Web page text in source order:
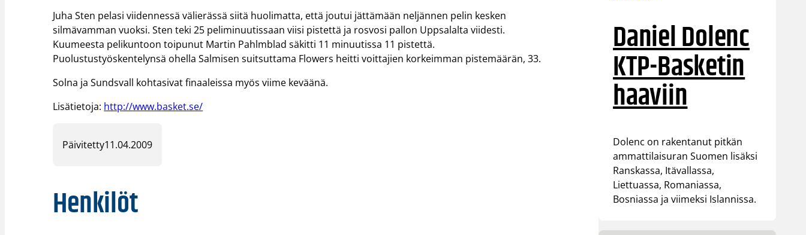
Juha Sten pelasi viidennessä välierässä siitä huolimatta, että joutui jättämään neljännen pelin kesken
silmävamman vuoksi. Sten teki 25 peliminuutissaan viisi pistettä ja rosvosi pallon Uppsalalta viidesti.
Kuumeesta pelikuntoon toipunut Martin Pahlmblad säkitti 11 minuutissa 11 pistettä.
Puolustustyöskentelynsä ohella Salmisen suitsuttama Flowers heitti voittajien korkeimman pistemäärän, 33.
Solna ja Sundsvall kohtasivat finaaleissa myös viime keväänä.
Lisätietoja: http://www.basket.se/
Päivitetty11.04.2009
Henkilöt
Daniel Dolenc
KTP-Basketin
haaviin
Dolenc on rakentanut pitkän
ammattilaisuran Suomen lisäksi
Ranskassa, Itävallassa,
Liettuassa, Romaniassa,
Bosniassa ja viimeksi Islannissa.